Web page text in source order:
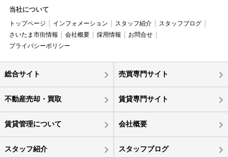
当社について
トップページ インフォメーション スタッフ紹介
スタッフブログ
さいたま市街情報
会社概要 採用情報
お問合せ
プライバシーポリシー
総合サイト 売買専門サイト
不動産売却・買取 賃貸専門サイト
賃貸管理について 会社概要
スタッフ紹介 スタッフブログ